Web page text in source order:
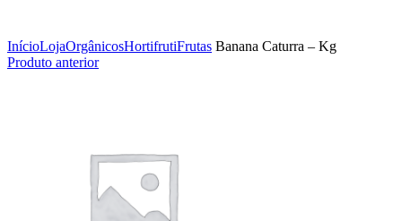
InícioLojaOrgânicosHortifrutiFrutas Banana Caturra – Kg
Produto anterior